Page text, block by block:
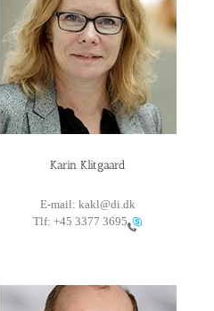
Karin Klitgaard
E-mail: kakl@di.dk
Tlf: +45 3377 3695